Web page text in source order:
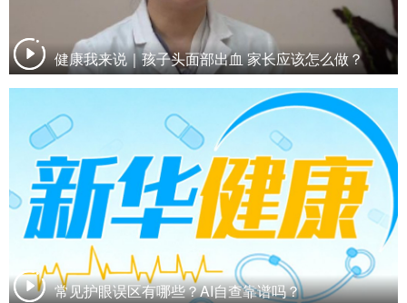
健康我来说｜孩子头面部出血 家长应该怎么做？
常见护眼误区有哪些？AI自查靠谱吗？